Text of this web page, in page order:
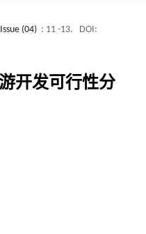
Issue (04) : 11 -13.
DOI:
开发可行性分